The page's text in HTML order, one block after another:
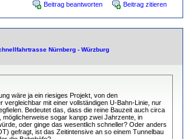
Beitrag beantworten Beitrag zitieren
Nürnberg - Würzburg
wäre ja ein riesiges Projekt, von den
vergleichbar mit einer vollständigen U-Bahn-Linie, nur
Bedeutet das, dass die reine Bauzeit auch circa
möglicherweise sogar kanpp zwei Jahrzente, in
oder ginge das wesentlich schneller? Oder anders
gefragt, ist das Zeitintensive an so einem Tunnelbau